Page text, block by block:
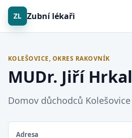
ZL Zubní lékaři
KOLEŠOVICE, OKRES RAKOVNÍK
MUDr. Jiří Hrkal
Domov důchodců Kolešovice
Adresa